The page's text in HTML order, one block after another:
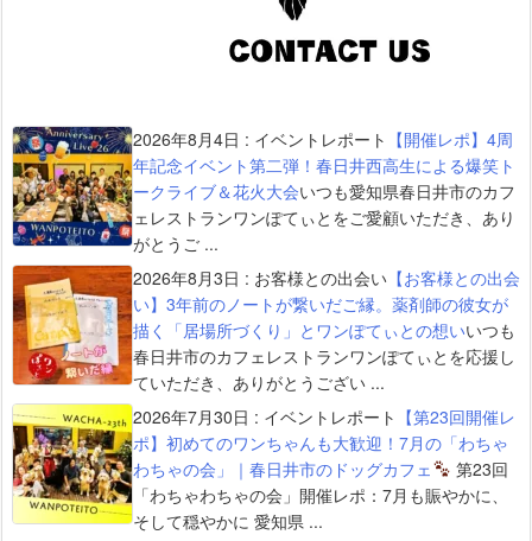
2026年8月4日 : イベントレポート 【開催レポ】4周
年記念イベント第二弾！春日井西高生による爆笑ト
ークライブ＆花火大会いつも愛知県春日井市のカフ
ェレストランワンぽてぃとをご愛顧いただき、あり
がとうご ...
2026年8月3日 : お客様との出会い 【お客様との出会
い】3年前のノートが繋いだご縁。薬剤師の彼女が
描く「居場所づくり」とワンぽてぃとの想いいつも
春日井市のカフェレストランワンぽてぃとを応援し
ていただき、ありがとうござい ...
2026年7月30日 : イベントレポート 【第23回開催レ
ポ】初めてのワンちゃんも大歓迎！7月の「わちゃ
わちゃの会」｜春日井市のドッグカフェ
第23回
「わちゃわちゃの会」開催レポ：7月も賑やかに、
そして穏やかに 愛知県 ...